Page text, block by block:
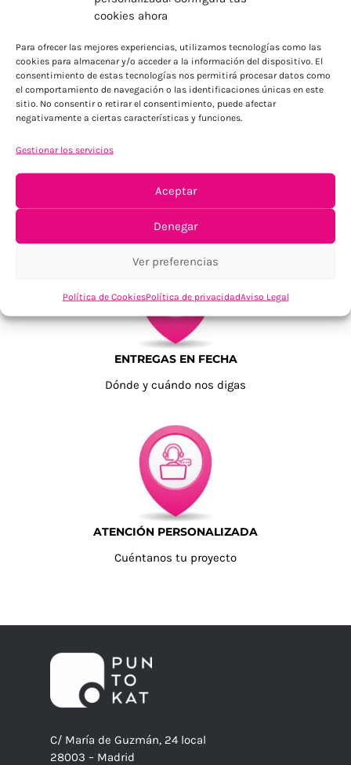
cookies ahora
Para ofrecer las mejores experiencias, utilizamos tecnologías como las
cookies para almacenar y/o acceder a la información del dispositivo. El
consentimiento de estas tecnologías nos permitirá procesar datos como
el comportamiento de navegación o las identificaciones únicas en este
sitio. No consentir o retirar el consentimiento, puede afectar
negativamente a ciertas características y funciones.
Gestionar los servicios
Aceptar
Denegar
Ver preferencias
Política de CookiesPolítica de privacidadAviso Legal
ENVÍOS ECONÓMICOS
TU SATISFACCIÓN = LA NUESTRA
Tu confianza, nuestro objetivo
ENTREGAS EN FECHA
Dónde y cuándo nos digas
ATENCIÓN PERSONALIZADA
Cuéntanos tu proyecto
C/ María de Guzmán, 24 local
28003 – Madrid